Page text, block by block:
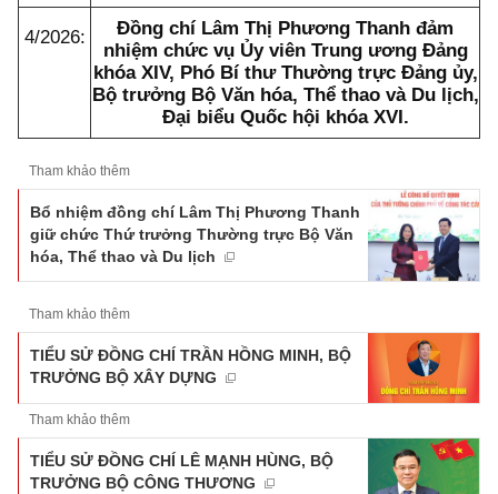
4/2026:
Đồng chí Lâm Thị Phương Thanh đảm
nhiệm chức vụ Ủy viên Trung ương Đảng
khóa XIV, Phó Bí thư Thường trực Đảng ủy,
Bộ trưởng Bộ Văn hóa, Thể thao và Du lịch,
Đại biểu Quốc hội khóa XVI.
Tham khảo thêm
Bổ nhiệm đồng chí Lâm Thị Phương Thanh
giữ chức Thứ trưởng Thường trực Bộ Văn
hóa, Thể thao và Du lịch
Tham khảo thêm
TIỂU SỬ ĐỒNG CHÍ TRẦN HỒNG MINH, BỘ
TRƯỞNG BỘ XÂY DỰNG
Tham khảo thêm
TIỂU SỬ ĐỒNG CHÍ LÊ MẠNH HÙNG, BỘ
TRƯỞNG BỘ CÔNG THƯƠNG